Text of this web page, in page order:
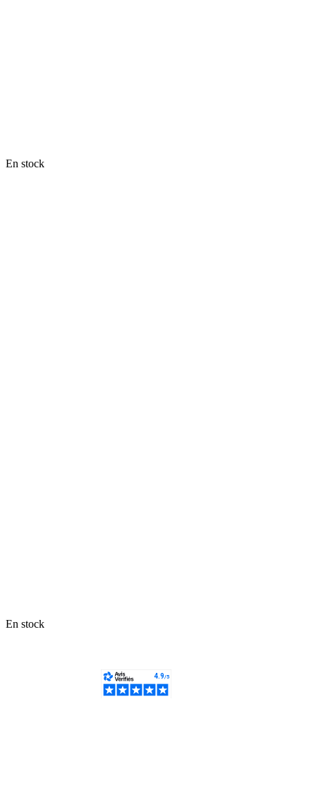
En stock
En stock